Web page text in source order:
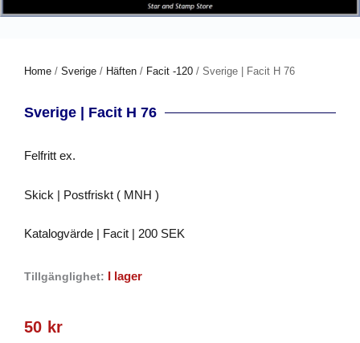
Home / Sverige / Häften / Facit -120 / Sverige | Facit H 76
Sverige | Facit H 76
Felfritt ex.
Skick | Postfriskt ( MNH )
Katalogvärde | Facit | 200 SEK
Tillgänglighet: I lager
50 kr